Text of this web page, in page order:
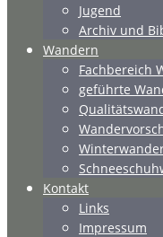
Jugend
Archiv und
Wandern
Fachbereich
geführte
Kontakt
Links
Impressum